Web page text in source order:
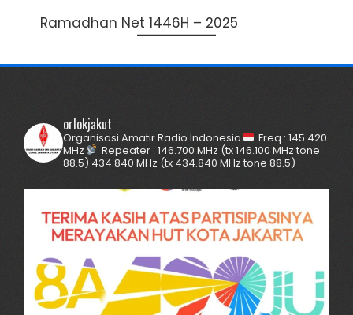
Ramadhan Net 1446H – 2025
orlokjakut
Organisasi Amatir Radio Indonesia
Freq : 145.420
MHz
Repeater : 146.700 MHz (tx 146.100 MHz tone
88.5) 434.840 MHz (tx 434.840 MHz tone 88.5)